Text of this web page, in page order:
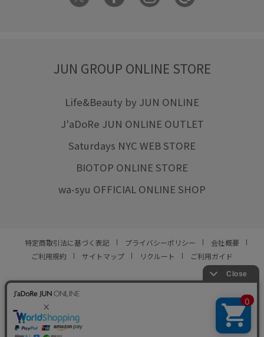
JUN GROUP ONLINE STORE
Life&Beauty by JUN ONLINE
J'aDoRe JUN ONLINE OUTLET
Saturdays NYC WEB STORE
BIOTOP ONLINE STORE
wa-syu OFFICIAL ONLINE SHOP
特定商取引法に基づく表記 プライバシーポリシー
会社概要
ご利用規約
サイトマップ リクルート ご利用ガイド
© JUN CO.,LTD. ALL RIGHTS RESERVED.